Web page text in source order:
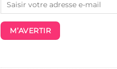
M’AVERTIR